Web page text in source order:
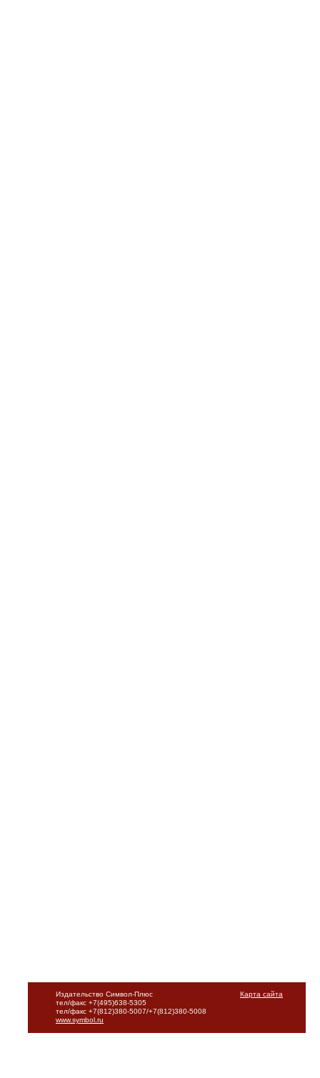
Карта сайта
Издательство Символ-Плюс
тел/факс +7(495)638-5305
тел/факс +7(812)380-5007/+7(812)380-5008
www.symbol.ru